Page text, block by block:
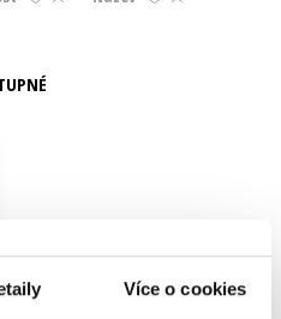
Více o cookies